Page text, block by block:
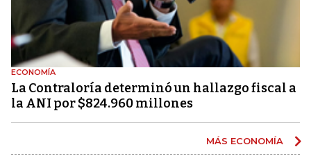
ECONOMÍA
La Contraloría determinó un hallazgo fiscal a
la ANI por $824.960 millones
MÁS ECONOMÍA